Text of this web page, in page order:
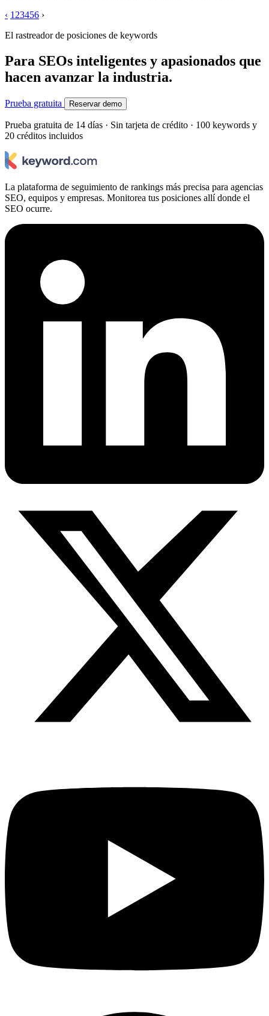
‹ 1 23456 ›
El rastreador de posiciones de keywords
Para SEOs inteligentes y apasionados que
hacen avanzar la industria.
Prueba gratuita Reservar demo
Prueba gratuita de 14 días · Sin tarjeta de crédito · 100 keywords y
20 créditos incluidos
La plataforma de seguimiento de rankings más precisa para agencias
SEO, equipos y empresas. Monitorea tus posiciones allí donde el
SEO ocurre.